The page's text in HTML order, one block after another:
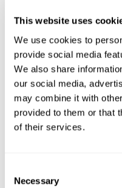
This website uses
We use cookies to
provide social media
We also share
our social media,
may combine it with
provided to them or that
of their services.
Selection
Necessary
Yol işaretleri ve
araba sürüşü için
Algı sayesinde
geçeriz. Market
yapmak ve çamaşır
gerektirir.
Agnozi, ve algıyla
Bazı durumlarda, algı, patolojik
bunlar temel olarak sistemin
değiştirilmiş durumlardan